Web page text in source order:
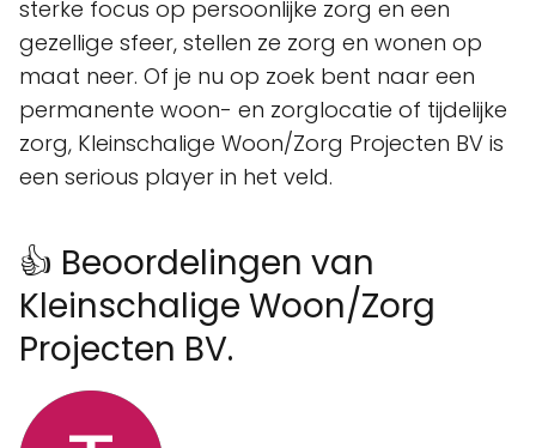
sterke focus op persoonlijke zorg en een
gezellige sfeer, stellen ze zorg en wonen op
maat neer. Of je nu op zoek bent naar een
permanente woon- en zorglocatie of tijdelijke
zorg, Kleinschalige Woon/Zorg Projecten BV is
een serious player in het veld.
👍 Beoordelingen van
Kleinschalige Woon/Zorg
Projecten BV.